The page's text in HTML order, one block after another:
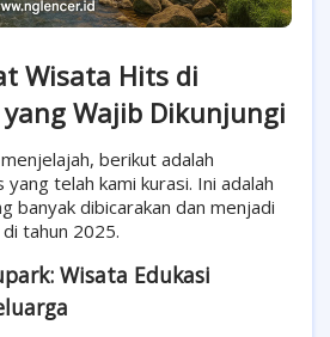
Wisata Hits di
Wajib Dikunjungi
berikut adalah
telah kami kurasi. Ini adalah
banyak dibicarakan dan menjadi
tahun 2025.
Wisata Edukasi